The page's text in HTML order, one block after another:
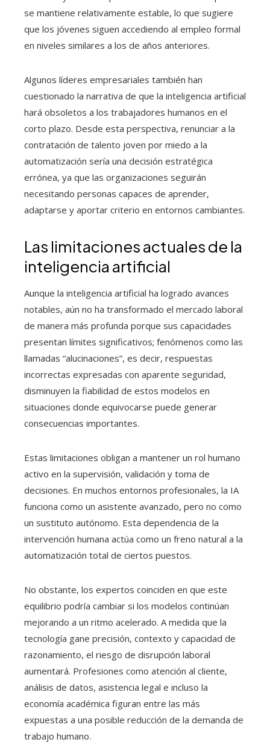
se mantiene relativamente estable, lo que sugiere
que los jóvenes siguen accediendo al empleo formal
en niveles similares a los de años anteriores.
Algunos líderes empresariales también han
cuestionado la narrativa de que la inteligencia artificial
hará obsoletos a los trabajadores humanos en el
corto plazo. Desde esta perspectiva, renunciar a la
contratación de talento joven por miedo a la
automatización sería una decisión estratégica
errónea, ya que las organizaciones seguirán
necesitando personas capaces de aprender,
adaptarse y aportar criterio en entornos cambiantes.
Las limitaciones actuales de la
inteligencia artificial
Aunque la inteligencia artificial ha logrado avances
notables, aún no ha transformado el mercado laboral
de manera más profunda porque sus capacidades
presentan límites significativos; fenómenos como las
llamadas “alucinaciones”, es decir, respuestas
incorrectas expresadas con aparente seguridad,
disminuyen la fiabilidad de estos modelos en
situaciones donde equivocarse puede generar
consecuencias importantes.
Estas limitaciones obligan a mantener un rol humano
activo en la supervisión, validación y toma de
decisiones. En muchos entornos profesionales, la IA
funciona como un asistente avanzado, pero no como
un sustituto autónomo. Esta dependencia de la
intervención humana actúa como un freno natural a la
automatización total de ciertos puestos.
No obstante, los expertos coinciden en que este
equilibrio podría cambiar si los modelos continúan
mejorando a un ritmo acelerado. A medida que la
tecnología gane precisión, contexto y capacidad de
razonamiento, el riesgo de disrupción laboral
aumentará. Profesiones como atención al cliente,
análisis de datos, asistencia legal e incluso la
economía académica figuran entre las más
expuestas a una posible reducción de la demanda de
trabajo humano.